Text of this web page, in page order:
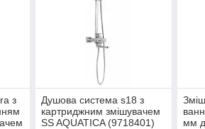
з
Душова система s18 з
картриджним змішувачем
SS AQUATICA (9718401)
мм